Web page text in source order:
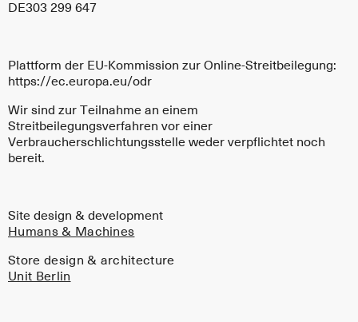
DE303 299 647
Plattform der EU-Kommission zur Online-Streitbeilegung:
https://ec.europa.eu/odr
Wir sind zur Teilnahme an einem
Streitbeilegungsverfahren vor einer
Verbraucherschlichtungsstelle weder verpflichtet noch
bereit.
Site design & development
Humans & Machines
Store design & architecture
Unit Berlin